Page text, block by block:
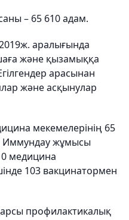
– 65 610 адам.
аралығында
және қызамыққа
арасынан
және асқынулар
мекемелерінің 65
Иммундау жұмысы
медицина
103 вакцинатормен
профилактикалық